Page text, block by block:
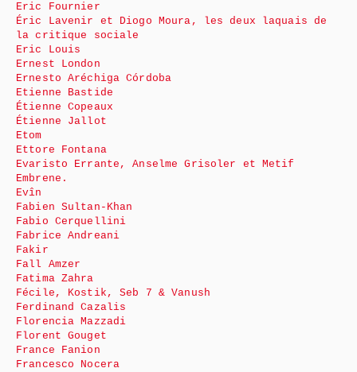
Eric Fournier
Éric Lavenir et Diogo Moura, les deux laquais de
la critique sociale
Eric Louis
Ernest London
Ernesto Aréchiga Córdoba
Etienne Bastide
Étienne Copeaux
Étienne Jallot
Etom
Ettore Fontana
Evaristo Errante, Anselme Grisoler et Metif
Embrene.
Evîn
Fabien Sultan-Khan
Fabio Cerquellini
Fabrice Andreani
Fakir
Fall Amzer
Fatima Zahra
Fécile, Kostik, Seb 7 & Vanush
Ferdinand Cazalis
Florencia Mazzadi
Florent Gouget
France Fanion
Francesco Nocera